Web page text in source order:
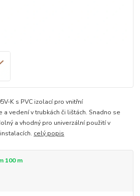
K s PVC izolací pro vnitřní
vedení v trubkách či lištách. Snadno se
a vhodný pro univerzální použití v
celý popis
100 m